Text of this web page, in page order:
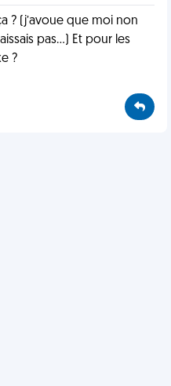
? (j’avoue que moi non
pas…) Et pour les
?